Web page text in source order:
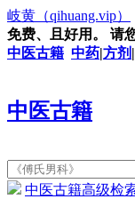
岐黄 （qihuang.vip）
免费、且好用。
请
中医古籍 中药|方剂 |
中医古籍
中医古籍高级检